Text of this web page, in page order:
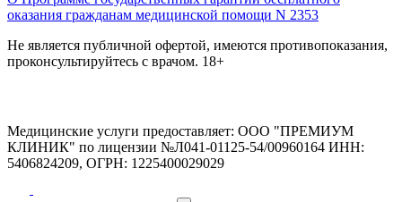
оказания гражданам медицинской помощи N 2353
Не является публичной офертой, имеются противопоказания,
проконсультируйтесь с врачом. 18+
Медицинские услуги предоставляет: ООО "ПРЕМИУМ
КЛИНИК" по лицензии №Л041-01125-54/00960164 ИНН:
5406824209, ОГРН: 1225400029029